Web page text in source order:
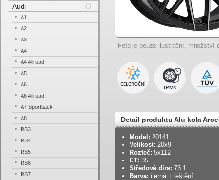
Foto je pouze ilustrační, množství
Detail produktu Alu kola
Model: 20141
Velikost: 20x9
Rozteč: 5x112
ET: 35
Středová díra: 73.1
Barva: černá + leštění
Audi
A1
A2
A3
A4
A4 Allroad
A5
A6
A6 Allroad
A7 Sportback
A8
RS3
RS4
RS5
RS6
RS7